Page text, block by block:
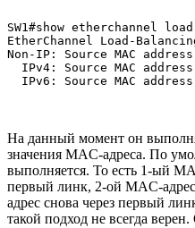
SW1#show etherchannel
EtherChannel Load-
Non-IP: Source MAC address
  IPv4: Source MAC address
  IPv6: Source MAC address
На данный момент он
значения MAC-адреса. По
выполняется. То есть 1-ый
первый линк, 2-ой MAC-
адрес снова через первый
такой подход не всегда